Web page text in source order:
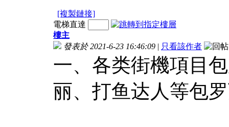
[複製鏈接]
電梯直達
樓主
發表於 2021-6-23 16:46:09 | 只看該作者
一、各类街機項目
丽、打鱼达人等包